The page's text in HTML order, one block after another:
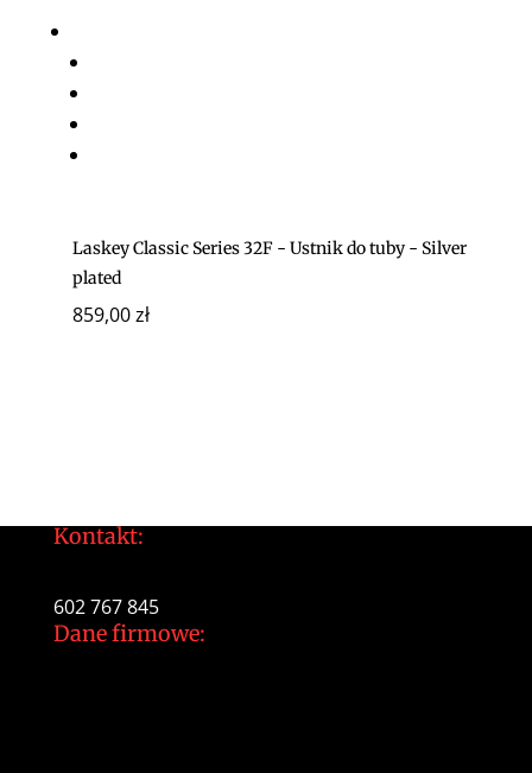
Laskey Classic Series 32F - Ustnik do tuby - Silver
plated
859,00zł
Kontakt:
602 767 845
Dane firmowe: